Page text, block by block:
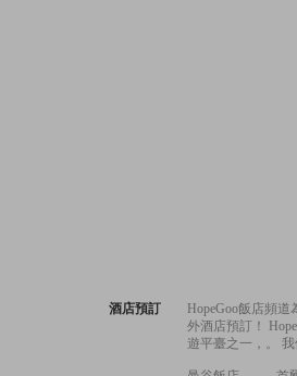
酒店預訂
HopeGoo飯店頻
外酒店預訂！
遊平臺之一，。